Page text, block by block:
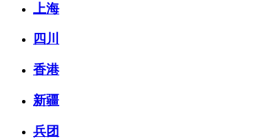
上海
四川
香港
新疆
兵团